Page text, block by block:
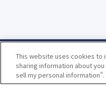
This website uses cookies to
sharing information about
sell my personal information".